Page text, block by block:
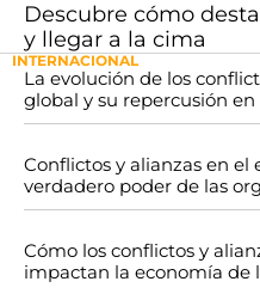
Descubre cómo
y llegar a la cima
INTERNACIONAL
La evolución de los
global y su repercusión
Conflictos y alianzas en el
verdadero poder de las
Cómo los conflictos y
impactan la economía de